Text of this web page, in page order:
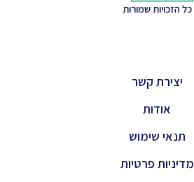
כל הזכויות שמורות
יצירת קשר
אודות
תנאי שימוש
מדיניות פרטיות